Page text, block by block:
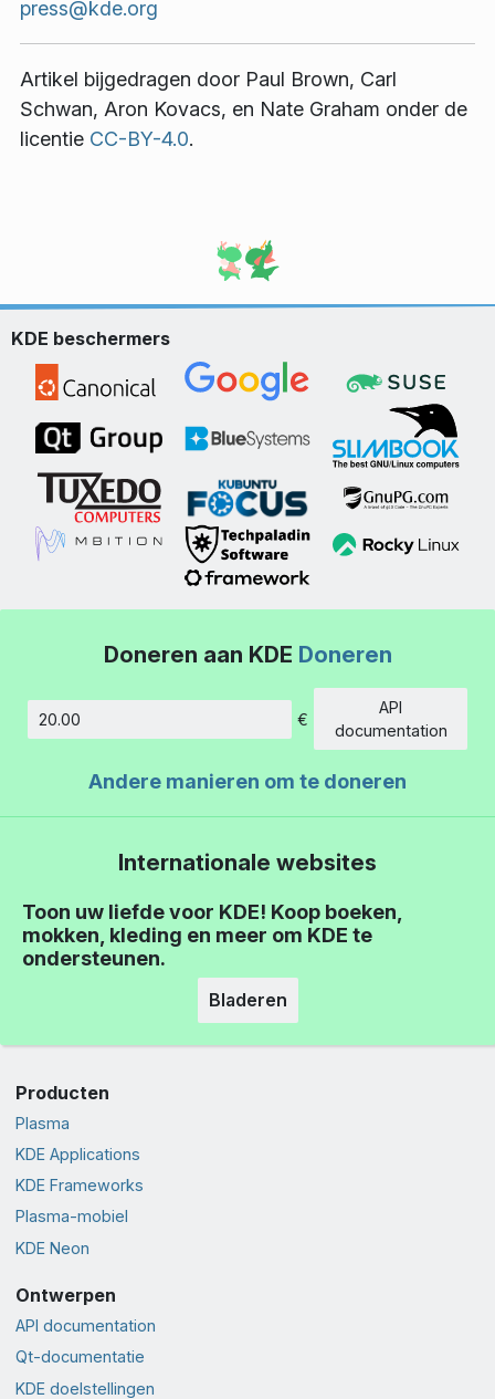
press@kde.org
Artikel bijgedragen door Paul Brown, Carl
Schwan, Aron Kovacs, en Nate Graham onder de
licentie CC-BY-4.0.
KDE beschermers
Doneren aan KDE Doneren
Hoeveelheid
€
API
documentation
Andere manieren om te doneren
Internationale websites
Toon uw liefde voor KDE! Koop boeken,
mokken, kleding en meer om KDE te
ondersteunen.
Bladeren
Producten
Plasma
KDE Applications
KDE Frameworks
Plasma-mobiel
KDE Neon
Ontwerpen
API documentation
Qt-documentatie
KDE doelstellingen